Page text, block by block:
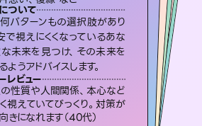
ついて
パターンもの選択肢があり
で視えにくくなっているあな
未来を見つけ、その未来を
ようアドバイスします。
レビュー
性質や人間関係、本心など
視えていてびっくり。対策が
きになれます（40代）
師について
恋愛、不倫の行方、同性愛や片
仕事関係や借金問題まで知りた
や心の負担になっていることを
、背中をそっと押して導きます。
ザーレビュー
のあり、言い切ってくれる所や濁
鑑定のおかげで、毎回自分の気
整えられます（30代 男性）
占い師について
恋愛のお悩みの中でも特に「曖昧な関
係」の相談を得意としており、友達以上
恋人未満なお相手との今後や本音を丁
寧に読み解き恋愛成就へと導きます。
ユーザーレビュー
鑑定していただいてアドバイス通りに行
動すると仲が復活してきました。ありが
とうございました（40代 女性）
片想い、あの人の気持ち、復縁 など
占い師について
3,700年以上の歴史を持つ東洋最古の占術「易占」で詳細まで占い、幸せへ向かう道筋を示します。厳しい結果にも具体的な対策をお伝えします。
ユーザーレビュー
複雑な背景もしっかり聞いて鑑定して
いただけました。気持ちが楽になりまし
た（50代 女性）
恋愛総合、あの人の気持ち など
占い師について
霊視×オラクルカードを使って「今」と
「未来」そして「気になるあの人の気持
ち」まで丁寧に読み解き、恋や人生のヒ
ントを優しく引き出します。
ユーザーレビュー
不安な気持ちが嘘みたいに晴れまし
た…！よく視えていらっしゃるんだなと
感じました（40代 女性）
片想い、二人の未来、年の差 など
占い師について
連絡再開、復縁、成就などの報告実績
多数。セラピストとして2万超の施術経
験があるからこそできる鑑定で、より良
い未来をサポートします。
ユーザーレビュー
とても心温まる鑑定でした。しかもこち
らは何も言っていないのに視えていらっ
しゃるんだなと驚きです（30代女性）